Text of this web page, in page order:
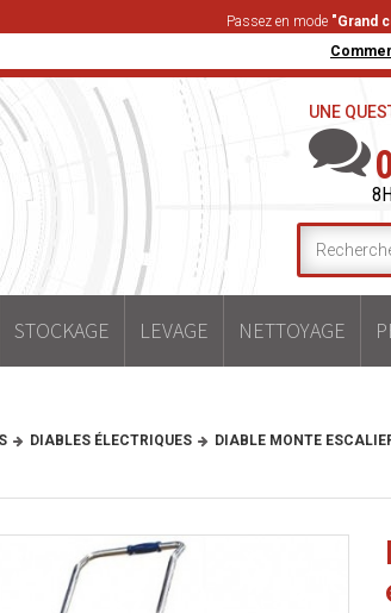
Passez en mode "Grand
UNE
STOCKAGE LEVAGE NETTOYAGE
DIABLES ÉLECTRIQUES DIABLE MONTE